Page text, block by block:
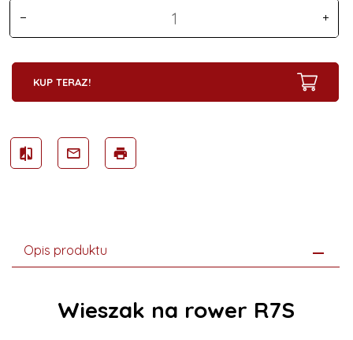
KUP TERAZ!
Opis produktu
Wieszak na rower R7S